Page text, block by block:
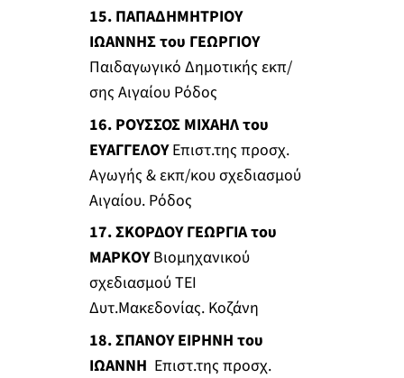
15. ΠΑΠΑΔΗΜΗΤΡΙΟΥ
ΙΩΑΝΝΗΣ του ΓΕΩΡΓΙΟΥ
Παιδαγωγικό Δημοτικής εκπ/
σης Αιγαίου Ρόδος
16. ΡΟΥΣΣΟΣ ΜΙΧΑΗΛ του
ΕΥΑΓΓΕΛΟΥΕπιστ.της προσχ.
Αγωγής & εκπ/κου σχεδιασμού
Αιγαίου. Ρόδος
17. ΣΚΟΡΔΟΥ ΓΕΩΡΓΙΑ του
ΜΑΡΚΟΥΒιομηχανικού
σχεδιασμού ΤΕΙ
Δυτ.Μακεδονίας. Κοζάνη
18. ΣΠΑΝΟΥ ΕΙΡΗΝΗ του
ΙΩΑΝΝΗ Επιστ.της προσχ.